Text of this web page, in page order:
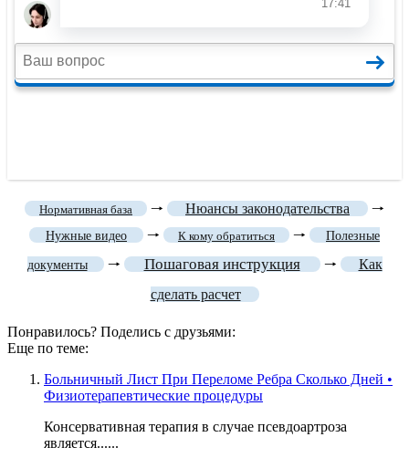
Нормативная база 🠒 Нюансы законодательства 🠒
Нужные видео 🠒 К кому обратиться 🠒 Полезные
документы 🠒 Пошаговая инструкция 🠒
Как
сделать расчет
Понравилось? Поделись с друзьями:
Еще по теме:
Больничный Лист При Переломе Ребра Сколько Дней •
Физиотерапевтические процедуры
Консервативная терапия в случае псевдоартроза
является......